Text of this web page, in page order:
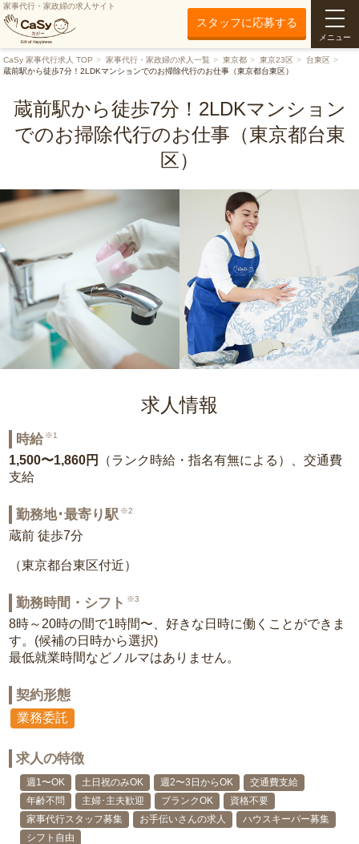
家事代行・家政婦の求人サイト
スタッフに応募する
メニュー
CaSy 家事代行求人 TOP 家事代行・家政婦の求人一覧 東京都 東京23区
台東区
蔵前駅から徒歩7分！2LDKマンションでのお掃除代行のお仕事（東京都台東区）
蔵前駅から徒歩7分！2LDKマンション
でのお掃除代行のお仕事（東京都台東
区）
求人情報
時給 ※1
1,500〜1,860円
（ランク時給・指名有無による）、交通費
支給
勤務地･最寄り駅 ※2
蔵前 徒歩7分
（東京都台東区付近）
勤務時間・シフト ※3
8時～20時の間で1時間〜、好きな日時に働くことができま
す。(候補の日時から選択)
最低就業時間などノルマはありません。
契約形態
業務委託
求人の特徴
週1〜OK 土日祝のみOK 週2〜3日からOK
交通費支給
年齢不問
主婦･主夫歓迎 ブランクOK
資格不要
家事代行スタッフ募集
お手伝いさんの求人
ハウスキーパー募集
シフト自由